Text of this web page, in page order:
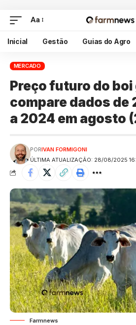
Aa
Inicial Gestão Guias do Agro
MERCADO
Preço futuro do
compare dados de
a 2024 em agosto
ÚLTIMA ATUALIZAÇÃO: 28/08/2025
PORIVAN FORMIGONI
Farmnews